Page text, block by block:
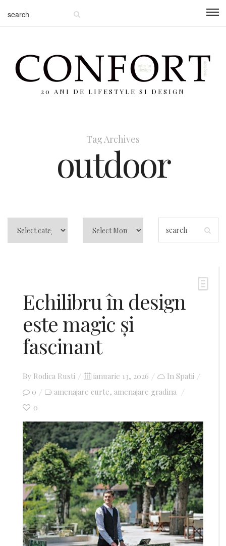
20 ANI DE LIFESTYLE SI DESIGN
Tag Archives
outdoor
Echilibru în design
este magic și
fascinant
By Rodica Rusti
Posted
on
ianuarie 13, 2026 In Spatii
0
amenajare curte, amenajare gradina
0